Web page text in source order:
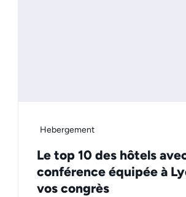
Hebergement
Le top 10 des hôtels
conférence équipée à
vos congrès